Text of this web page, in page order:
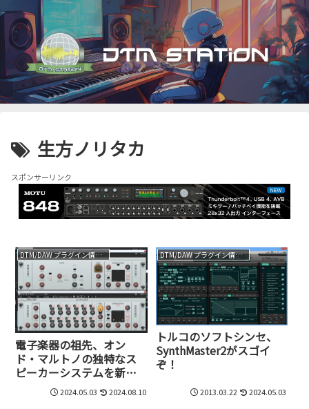
生方ノリタカ
スポンサーリンク
DTM/DAW プラグイン情報（VST AU AAX）
電子楽器の祖先、オン
ド・マルトノの独特なス
ピーカーシステムを新た
な形で発展させた不思議
なプラグイン、Les
2024.05.03 2024.08.10
DTM/DAW プラグイン情報（VST AU AAX）
トルコのソフトシンセ、
SynthMaster2がスゴイ
ぞ！
2013.03.22 2024.05.03